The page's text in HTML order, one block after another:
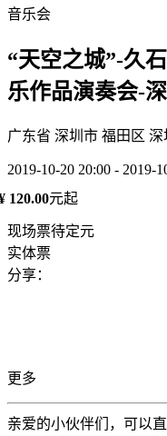
音乐会
“天空之城”-久
乐作品演奏会-
广东省 深圳市 福田区
2019-10-20 20:00 - 2019-
120.00元起
现场票待定元
实体票
分享：
更多
亲爱的小伙伴们，可以